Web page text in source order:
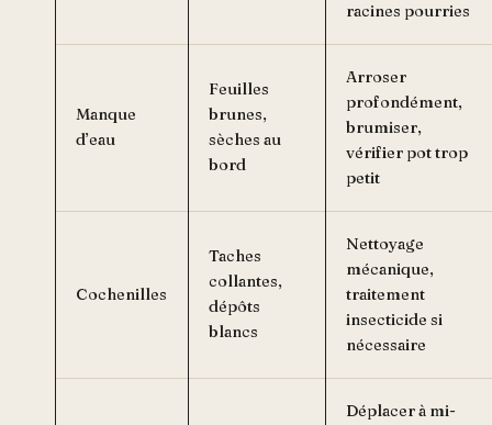
racines pourries
Manque
d’eau
Feuilles
brunes,
sèches au
bord
Arroser
profondément,
brumiser,
vérifier pot trop
petit
Cochenilles
Taches
collantes,
dépôts
blancs
Nettoyage
mécanique,
traitement
insecticide si
nécessaire
Déplacer à mi-